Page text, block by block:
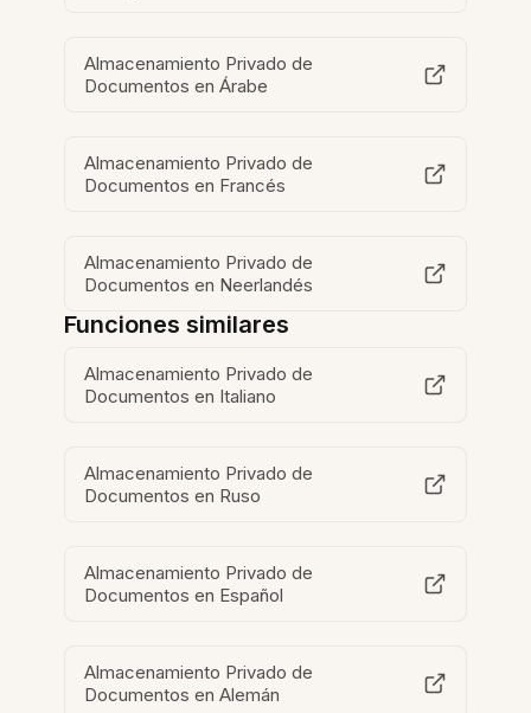
Almacenamiento Privado de
Documentos en Árabe
Almacenamiento Privado de
Documentos en Francés
Almacenamiento Privado de
Documentos en Neerlandés
Funciones similares
Almacenamiento Privado de
Documentos en Italiano
Almacenamiento Privado de
Documentos en Ruso
Almacenamiento Privado de
Documentos en Español
Almacenamiento Privado de
Documentos en Alemán